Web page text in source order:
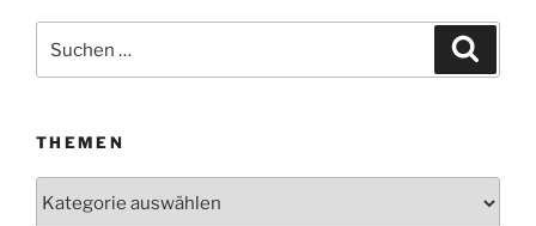
nach:
THEMEN